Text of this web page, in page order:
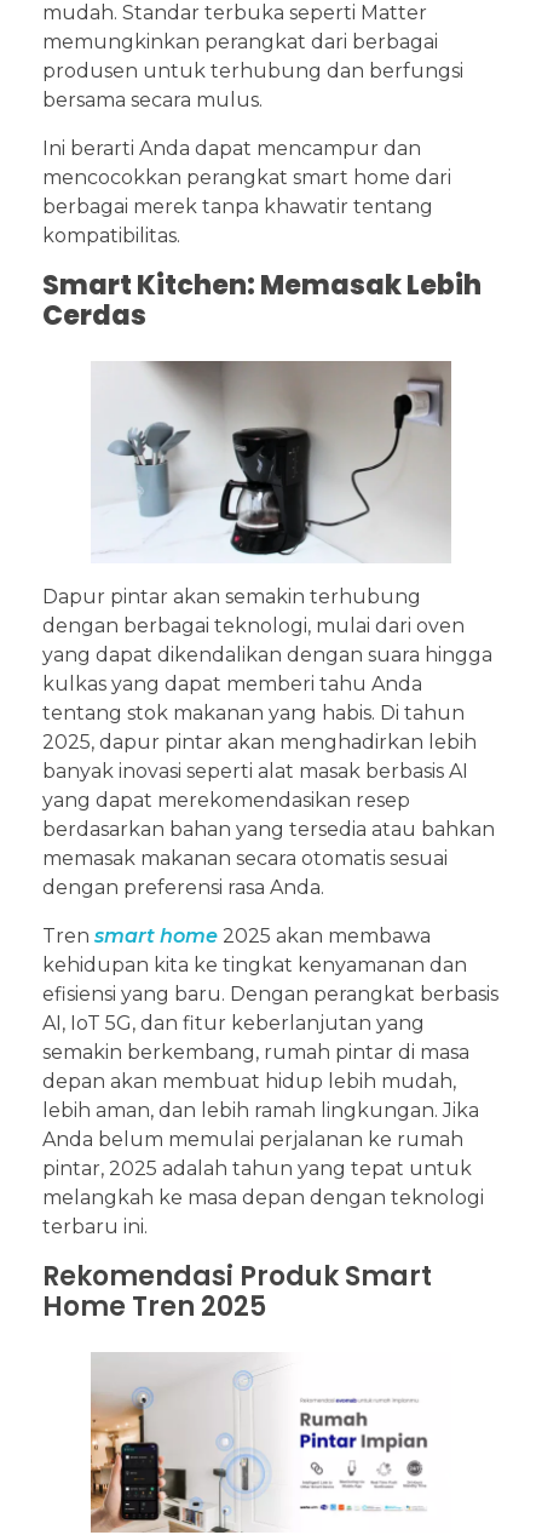
mudah. Standar terbuka seperti Matter
memungkinkan perangkat dari berbagai
produsen untuk terhubung dan berfungsi
bersama secara mulus.
Ini berarti Anda dapat mencampur dan
mencocokkan perangkat smart home dari
berbagai merek tanpa khawatir tentang
kompatibilitas.
Smart Kitchen: Memasak Lebih
Cerdas
Dapur pintar akan semakin terhubung
dengan berbagai teknologi, mulai dari oven
yang dapat dikendalikan dengan suara hingga
kulkas yang dapat memberi tahu Anda
tentang stok makanan yang habis. Di tahun
2025, dapur pintar akan menghadirkan lebih
banyak inovasi seperti alat masak berbasis AI
yang dapat merekomendasikan resep
berdasarkan bahan yang tersedia atau bahkan
memasak makanan secara otomatis sesuai
dengan preferensi rasa Anda.
Tren smart home 2025 akan membawa
kehidupan kita ke tingkat kenyamanan dan
efisiensi yang baru. Dengan perangkat berbasis
AI, IoT 5G, dan fitur keberlanjutan yang
semakin berkembang, rumah pintar di masa
depan akan membuat hidup lebih mudah,
lebih aman, dan lebih ramah lingkungan. Jika
Anda belum memulai perjalanan ke rumah
pintar, 2025 adalah tahun yang tepat untuk
melangkah ke masa depan dengan teknologi
terbaru ini.
Rekomendasi Produk Smart
Home Tren 2025